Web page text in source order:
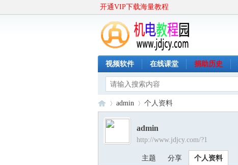
开通VIP下载海量教程
视频软件 在线课堂 捐助历史
›
admin 个人资料
admin
http://www.jdjcy.com/?1
主题 分享 个人资料